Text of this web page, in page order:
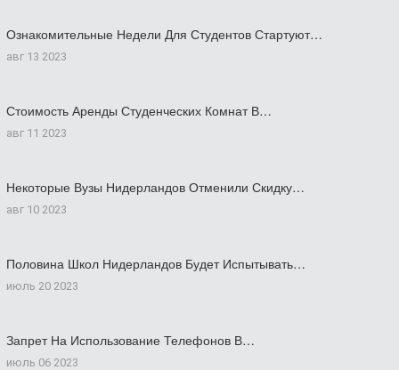
Ознакомительные Недели Для Студентов Стартуют…
авг 13 2023
Стоимость Аренды Студенческих Комнат В…
авг 11 2023
Некоторые Вузы Нидерландов Отменили Скидку…
авг 10 2023
Половина Школ Нидерландов Будет Испытывать…
июль 20 2023
Запрет На Использование Телефонов В…
июль 06 2023